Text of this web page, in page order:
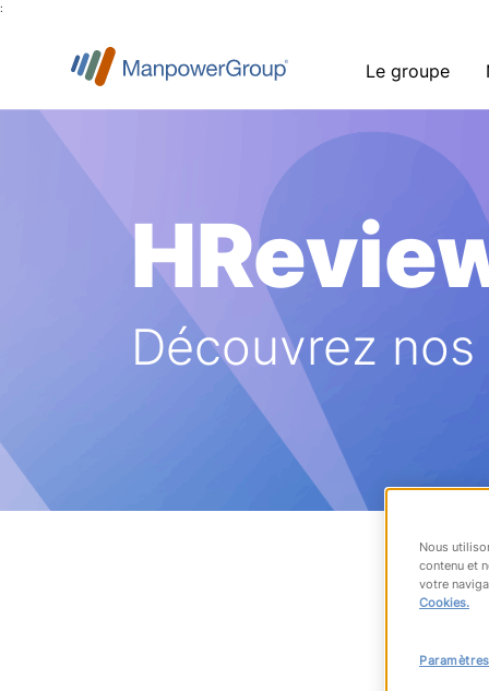
:
Le groupe
Découvrez
Nous
contenu et
votre
Cookies.